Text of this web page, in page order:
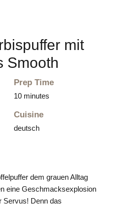
mit
Smooth
Prep Time
10 minutes
Cuisine
deutsch
dem grauen Alltag
eine Geschmacksexplosion
Servus! Denn das